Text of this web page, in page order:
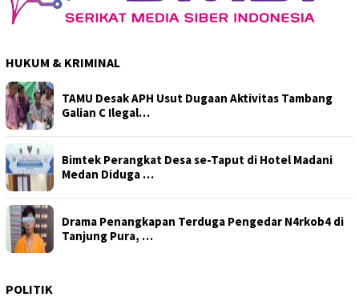
HUKUM & KRIMINAL
TAMU Desak APH Usut Dugaan Aktivitas Tambang
Galian C Ilegal…
Bimtek Perangkat Desa se-Taput di Hotel Madani
Medan Diduga …
Drama Penangkapan Terduga Pengedar N4rkob4 di
Tanjung Pura, …
POLITIK